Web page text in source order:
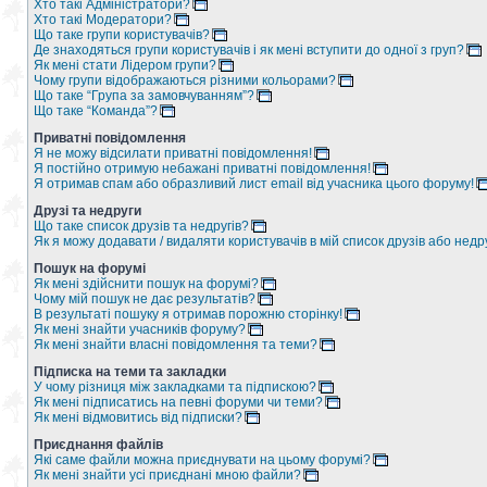
Хто такі Адміністратори?
Хто такі Модератори?
Що таке групи користувачів?
Де знаходяться групи користувачів і як мені вступити до одної з груп?
Як мені стати Лідером групи?
Чому групи відображаються різними кольорами?
Що таке “Група за замовчуванням”?
Що таке “Команда”?
Приватні повідомлення
Я не можу відсилати приватні повідомлення!
Я постійно отримую небажані приватні повідомлення!
Я отримав спам або образливий лист email від учасника цього форуму!
Друзі та недруги
Що таке список друзів та недругів?
Як я можу додавати / видаляти користувачів в мій список друзів або
Пошук на форумі
Як мені здійснити пошук на форумі?
Чому мій пошук не дає результатів?
В результаті пошуку я отримав порожню сторінку!
Як мені знайти учасників форуму?
Як мені знайти власні повідомлення та теми?
Підписка на теми та закладки
У чому різниця між закладками та підпискою?
Як мені підписатись на певні форуми чи теми?
Як мені відмовитись від підписки?
Приєднання файлів
Які саме файли можна приєднувати на цьому форумі?
Як мені знайти усі приєднані мною файли?